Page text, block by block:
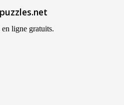
en ligne gratuits.